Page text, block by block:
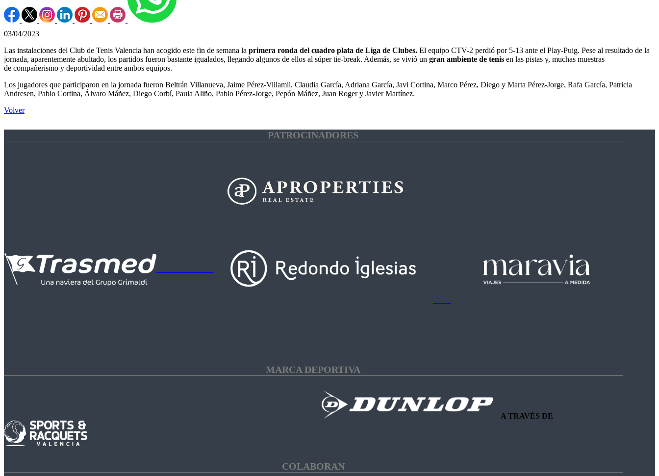
03/04/2023
Las instalaciones del Club de Tenis Valencia han acogido este fin de semana la primera ronda del cuadro plata de Liga de Clubes. El equipo CTV-2 perdió por 5-13 ante el Play-Puig. Pese al resultado de la
jornada, aparentemente abultado, los partidos fueron bastante igualados, llegando algunos de ellos al súper tie-break. Además, se vivió un gran ambiente de tenis en las pistas y, muchas muestras
de compañerismo y deportividad entre ambos equipos.
Los jugadores que participaron en la jornada fueron Beltrán Villanueva, Jaime Pérez-Villamil, Claudia García, Adriana García, Javi Cortina, Marco Pérez, Diego y Marta Pérez-Jorge, Rafa García, Patricia
Andresen, Pablo Cortina, Álvaro Máñez, Diego Corbí, Paula Aliño, Pablo Pérez-Jorge, Pepón Máñez, Juan Roger y Javier Martínez.
Volver
PATROCINADORES
MARCA DEPORTIVA
A TRAVÉS DE
COLABORAN